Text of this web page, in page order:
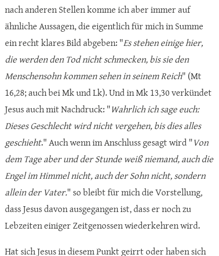
nach anderen Stellen komme ich aber immer auf
ähnliche Aussagen, die eigentlich für mich in Summe
ein recht klares Bild abgeben: "Es stehen einige hier,
die werden den Tod nicht schmecken, bis sie den
Menschensohn kommen sehen in seinem Reich" (Mt
16,28; auch bei Mk und Lk). Und in Mk 13,30 verkündet
Jesus auch mit Nachdruck: "Wahrlich ich sage euch:
Dieses Geschlecht wird nicht vergehen, bis dies alles
geschieht." Auch wenn im Anschluss gesagt wird "Von
dem Tage aber und der Stunde weiß niemand, auch die
Engel im Himmel nicht, auch der Sohn nicht, sondern
allein der Vater." so bleibt für mich die Vorstellung,
dass Jesus davon ausgegangen ist, dass er noch zu
Lebzeiten einiger Zeitgenossen wiederkehren wird.
Hat sich Jesus in diesem Punkt geirrt oder haben sich